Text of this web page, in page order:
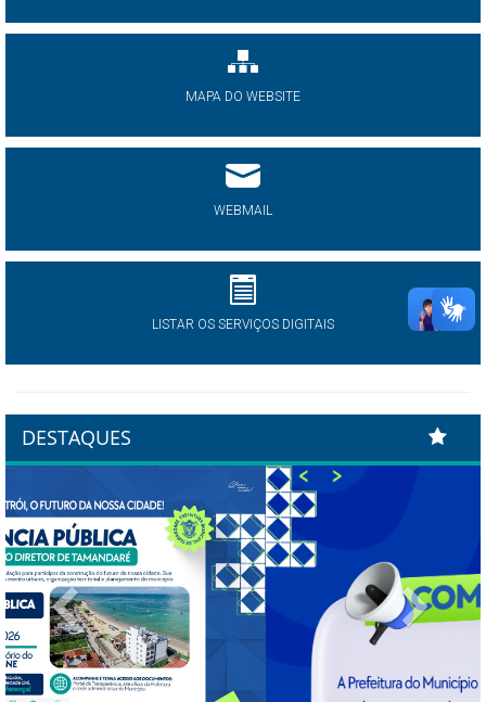
MAPA DO WEBSITE
WEBMAIL
LISTAR OS SERVIÇOS DIGITAIS
DESTAQUES